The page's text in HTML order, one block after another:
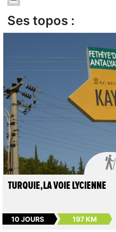
Ses topos :

TURQUIE,LA VOIE LYCIENNE
10 JOURS 197 KM